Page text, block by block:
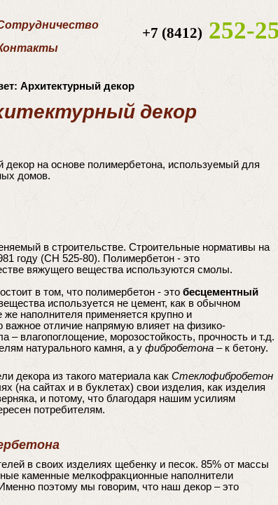
+7 (8412) 252-
Архитектурный декор
декор
на основе полимербетона, используемый для
домов.
в строительстве. Строительные нормативы на
году (СН 525-80). Полимербетон - это
вяжущего вещества используются смолы.
в том, что полимербетон - это бесцементный
используется не цемент, как в обычном
наполнителя применяется крупно и
отличие напрямую влияет на физико-
– влагопоглощение, морозостойкость, прочность и т.д.
натурального камня, а у фибробетона – к бетону.
декора из такого материала как Стеклофибробетон
(на сайтах и в буклетах) свои изделия, как изделия
и потому, что благодаря нашим усилиям
потребителям.
в своих изделиях щебенку и песок. 85% от массы
каменные мелкофракционные наполнители
поэтому мы говорим, что наш декор – это